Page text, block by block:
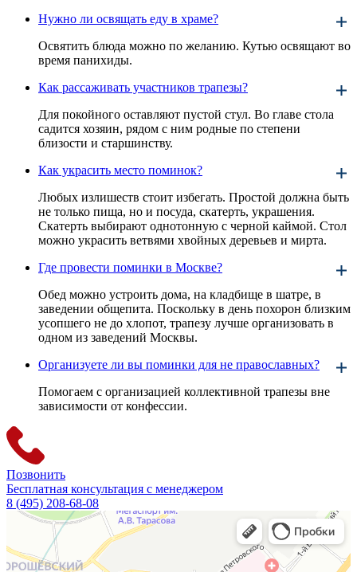
Нужно ли освящать еду в храме?
Освятить блюда можно по желанию. Кутью освящают во
время панихиды.
Как рассаживать участников трапезы?
Для покойного оставляют пустой стул. Во главе стола
садится хозяин, рядом с ним родные по степени
близости и старшинству.
Как украсить место поминок?
Любых излишеств стоит избегать. Простой должна быть
не только пища, но и посуда, скатерть, украшения.
Скатерть выбирают однотонную с черной каймой. Стол
можно украсить ветвями хвойных деревьев и мирта.
Где провести поминки в Москве?
Обед можно устроить дома, на кладбище в шатре, в
заведении общепита. Поскольку в день похорон близким
усопшего не до хлопот, трапезу лучше организовать в
одном из заведений Москвы.
Организуете ли вы поминки для не православных?
Помогаем с организацией коллективной трапезы вне
зависимости от конфессии.
Позвонить
Бесплатная консультация с менеджером
8 (495) 208-68-08